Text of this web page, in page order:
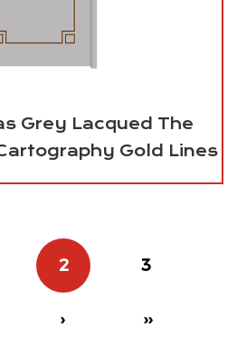
Grey Lacqued The
Gold Lines
2 3
› ››